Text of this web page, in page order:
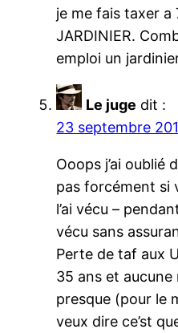
je me fais taxer a
JARDINIER.
emploi un
Le juge dit :
23 septembre
Ooops j’ai oublié
pas forcément si
l’ai vécu –
vécu sans
Perte de taf aux
35 ans et
presque (pour le
veux dire ce’st